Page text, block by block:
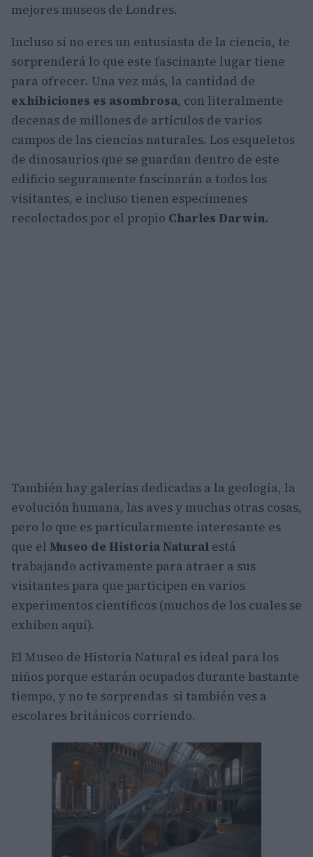
mejores museos de Londres.
Incluso si no eres un entusiasta de la ciencia, te
sorprenderá lo que este fascinante lugar tiene
para ofrecer. Una vez más, la cantidad de
exhibiciones es asombrosa, con literalmente
decenas de millones de artículos de varios
campos de las ciencias naturales. Los esqueletos
de dinosaurios que se guardan dentro de este
edificio seguramente fascinarán a todos los
visitantes, e incluso tienen especímenes
recolectados por el propio Charles Darwin.
También hay galerías dedicadas a la geología, la
evolución humana, las aves y muchas otras cosas,
pero lo que es particularmente interesante es
que el Museo de Historia Natural está
trabajando activamente para atraer a sus
visitantes para que participen en varios
experimentos científicos (muchos de los cuales se
exhiben aquí).
El Museo de Historia Natural es ideal para los
niños porque estarán ocupados durante bastante
tiempo, y no te sorprendas si también ves a
escolares británicos corriendo.